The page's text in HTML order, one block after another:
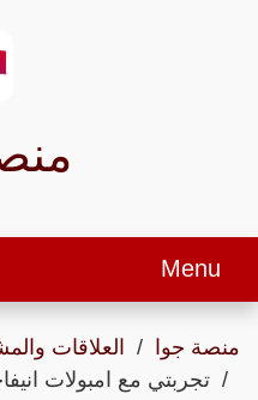
Menu
منصة جوا
العلاقات
تجربتي مع امبولات